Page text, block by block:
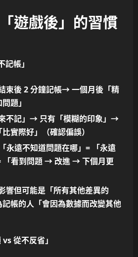
遊戲後」的習慣
帳」
束後2 分鐘記帳→ 一個月後 「精
題」
不記」 → 只有 「模糊的印象」 →
實際好」
（確認偏誤）
「永遠不知道問題在哪」= 「永遠
「看到問題 → 改進 → 下個月更
響但可能是 「所有其他差異的
帳的人 「會因為數據而改變其他
從不反省」